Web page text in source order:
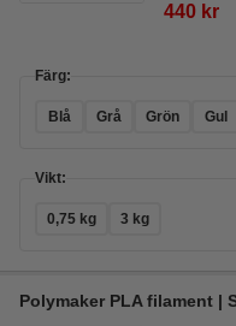
440 kr
Färg:
Blå Grå Grön Gul
Vikt:
0,75 kg 3 kg
Polymaker PLA filament |